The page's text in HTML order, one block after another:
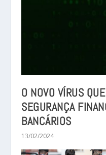
O NOVO VÍRUS
SEGURANÇA
BANCÁRIOS
13/02/2024